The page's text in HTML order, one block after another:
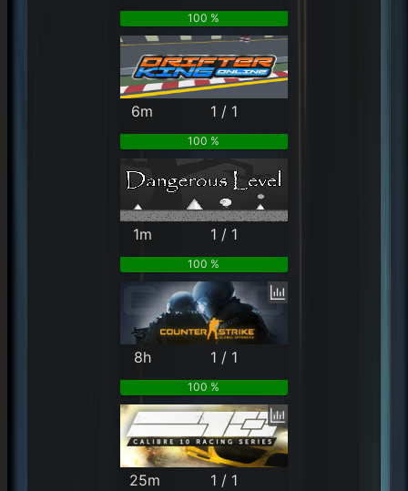
100 %
6m 1 / 1
100 %
1m 1 / 1
100 %
8h 1 / 1
100 %
25m 1 / 1